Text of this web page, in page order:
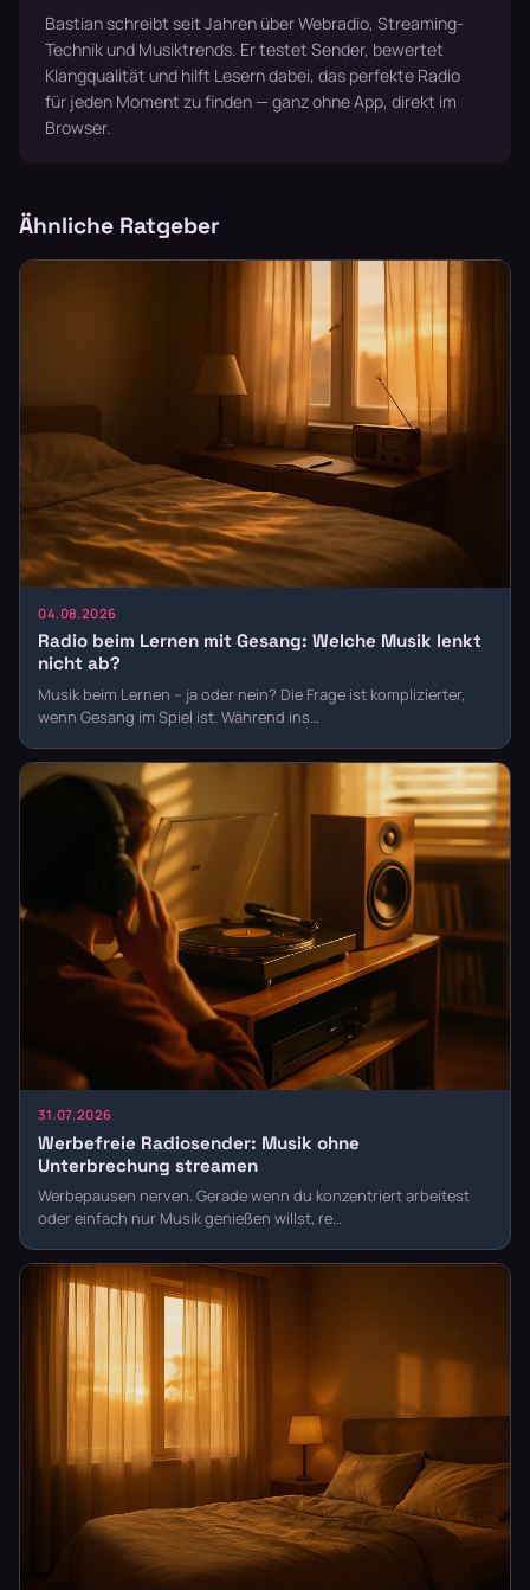
Bastian schreibt seit Jahren über Webradio, Streaming-
Technik und Musiktrends. Er testet Sender, bewertet
Klangqualität und hilft Lesern dabei, das perfekte Radio
für jeden Moment zu finden — ganz ohne App, direkt im
Browser.
Ähnliche Ratgeber
04.08.2026
Radio beim Lernen mit Gesang: Welche Musik lenkt
nicht ab?
Musik beim Lernen – ja oder nein? Die Frage ist komplizierter,
wenn Gesang im Spiel ist. Während ins…
31.07.2026
Werbefreie Radiosender: Musik ohne
Unterbrechung streamen
Werbepausen nerven. Gerade wenn du konzentriert arbeitest
oder einfach nur Musik genießen willst, re…